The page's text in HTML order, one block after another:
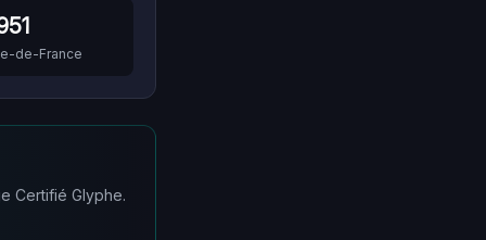
de-France
Certifié Glyphe.